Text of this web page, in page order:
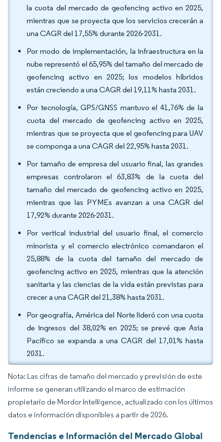
la cuota del mercado de geofencing activo en 2025,
mientras que se proyecta que los servicios crecerán a
una CAGR del 17,55% durante 2026-2031.
Por modo de implementación, la infraestructura en la
nube representó el 65,95% del tamaño del mercado de
geofencing activo en 2025; los modelos híbridos
están creciendo a una CAGR del 19,11% hasta 2031.
Por tecnología, GPS/GNSS mantuvo el 41,76% de la
cuota del mercado de geofencing activo en 2025,
mientras que se proyecta que el geofencing para UAV
se componga a una CAGR del 22,95% hasta 2031.
Por tamaño de empresa del usuario final, las grandes
empresas controlaron el 63,83% de la cuota del
tamaño del mercado de geofencing activo en 2025,
mientras que las PYMEs avanzan a una CAGR del
17,92% durante 2026-2031.
Por vertical industrial del usuario final, el comercio
minorista y el comercio electrónico comandaron el
25,88% de la cuota del tamaño del mercado de
geofencing activo en 2025, mientras que la atención
sanitaria y las ciencias de la vida están previstas para
crecer a una CAGR del 21,38% hasta 2031.
Por geografía, América del Norte lideró con una cuota
de ingresos del 38,02% en 2025; se prevé que Asia
Pacífico se expanda a una CAGR del 17,01% hasta
2031.
Nota: Las cifras de tamaño del mercado y previsión de este
informe se generan utilizando el marco de estimación
propietario de Mordor Intelligence, actualizado con los últimos
datos e información disponibles a partir de 2026.
Tendencias e Información del Mercado Global